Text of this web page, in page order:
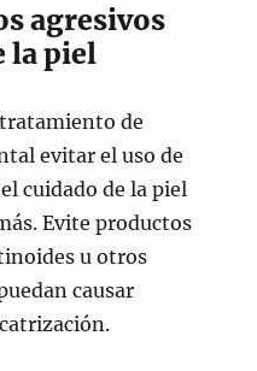
agresivos
la piel
de
evitar el uso de
cuidado de la piel
Evite productos
u otros
causar